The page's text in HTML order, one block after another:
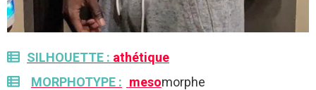
SILHOUETTE : athétique
MORPHOTYPE : mesomorphe